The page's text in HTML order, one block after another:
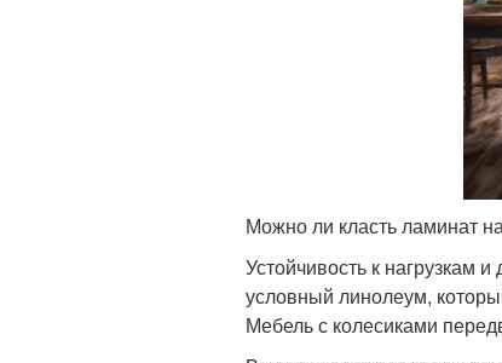
Можно ли класть ламинат
Устойчивость к нагрузкам
условный линолеум,
Мебель с колесиками